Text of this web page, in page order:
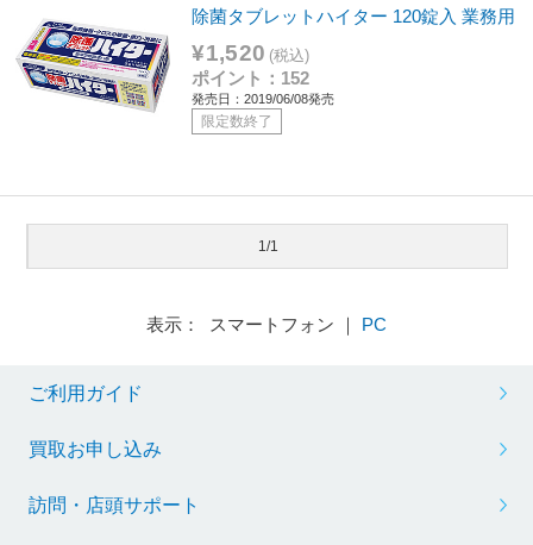
除菌タブレットハイター 120錠入 業務用
¥1,520 (税込)
ポイント：152
発売日：2019/06/08発売
限定数終了
1/1
表示： スマートフォン ｜ PC
ご利用ガイド
買取お申し込み
訪問・店頭サポート